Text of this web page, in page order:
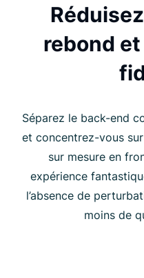
rebond
Séparez le back-end
et concentrez-vous
sur mesure en
expérience
l’absence de
moins de